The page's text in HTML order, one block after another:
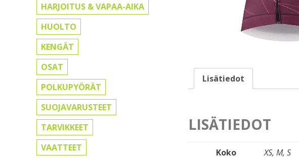
HARJOITUS & VAPAA-AIKA
HUOLTO
KENGÄT
OSAT
POLKUPYÖRÄT
SUOJAVARUSTEET
TARVIKKEET
VAATTEET
Lisätiedot
LISÄTIEDOT
Koko XS, M, S